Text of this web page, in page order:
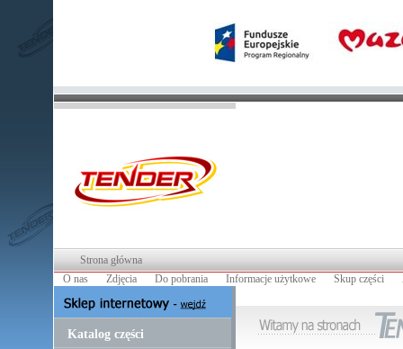
Strona główna
O nas
Zdjęcia Do pobrania Informacje użytkowe Skup części
Katalog części